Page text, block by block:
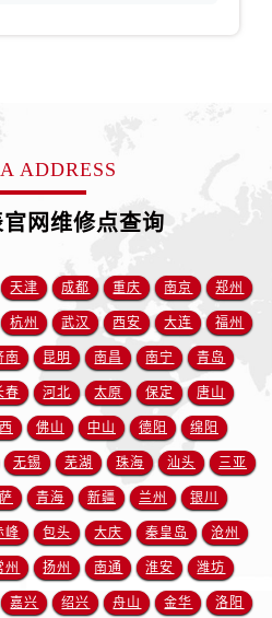
安徽省黄山市屯溪区黄山西路售后服务中心（需提前预约）
安徽省六安市金安区解放中路售后服务中心（需提前预约）
安徽省马鞍山市雨山区湖南西路售后服务中心（需提前预约）
安徽省宿州市埇桥区人民中路售后服务中心（需提前预约）
安徽省铜陵市铜官区石城大道售后服务中心（需提前预约）
安徽省芜湖市镜湖区中山路步行街售后服务中心（需提前预约）
安徽省宣城市宣州区叠嶂西路售后服务中心（需提前预约）
福建省龙岩市新罗区九一南路售后服务中心（需提前预约）
福建省南平市建阳区人民西路售后服务中心（需提前预约）
福建省宁德市蕉城区天湖东路售后服务中心（需提前预约）
福建省莆田市城厢区霞林街道荔华东大道售后服务中心（需提前预约）
ADDRESS
网维修点查询
天津 成都 重庆 南京 郑州
杭州 武汉 西安 大连 福州
南 昆明 南昌 南宁 青岛
春 河北 太原 保定 唐山
佛山 中山 德阳 绵阳
无锡 芜湖 珠海 汕头 三亚
青海 新疆 兰州 银川
峰 包头 大庆 秦皇岛 沧州
州 扬州 南通 淮安 潍坊
嘉兴 绍兴 舟山 金华 洛阳